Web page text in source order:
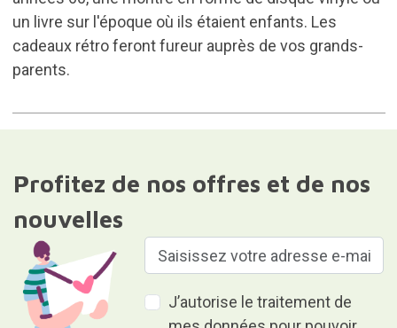
un livre sur l'époque où ils étaient enfants. Les
cadeaux rétroferont fureur auprès de vos grands-
parents.
Profitez de nos offres et de nos
nouvelles
J’autorise le traitement de